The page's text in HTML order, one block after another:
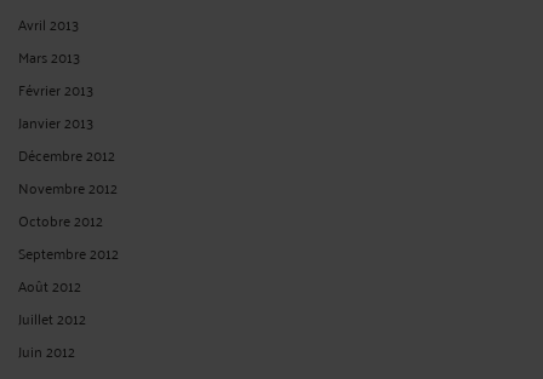
Sprunki Mods :
Le 21 mai 2026 à 09:13
RECHERCHE
Publié du
Réinitialiser les filtres